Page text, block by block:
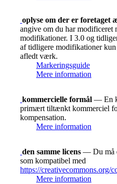
oplyse om der er foretaget
angive om du har modificeret
modifikationer. I 3.0 og
af tidligere modifikationer
afledt værk.
Markeringsguide
Mere information
kommercielle formål — En
primært tiltænkt kommerciel
kompensation.
Mere information
den samme licens — Du må
som kompatibel med
https://creativecommons.org/
Mere information